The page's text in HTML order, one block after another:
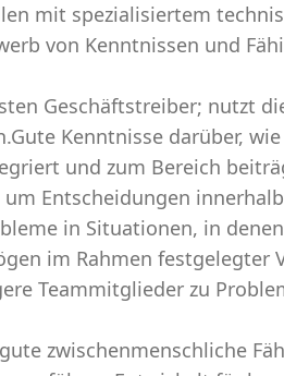
mit spezialisiertem
von Kenntnissen und
Geschäftstreiber; nutzt
Kenntnisse darüber,
und zum Bereich
Entscheidungen
in Situationen, in
im Rahmen festgelegter
Teammitglieder zu
zwischenmenschliche